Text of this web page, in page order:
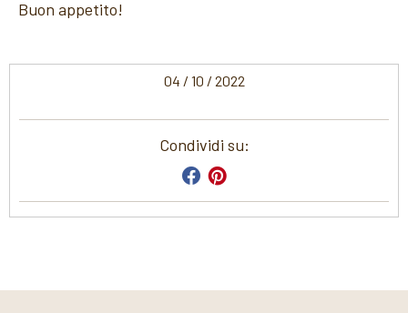
04 / 10 / 2022
Condividi su:
Buon appetito!